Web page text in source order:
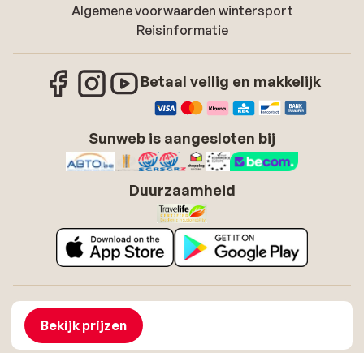
Bekijk prijzen
Algemene voorwaarden wintersport
Reisinformatie
Betaal veilig en makkelijk
Sunweb is aangesloten bij
Duurzaamheid
Over Sunweb
Algemene voorwaarden zonvakanties
Toegankelijkheidsverklaring